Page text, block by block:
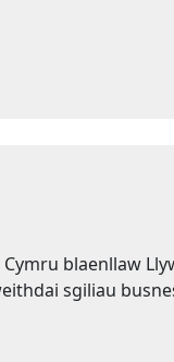
blaenllaw
sgiliau